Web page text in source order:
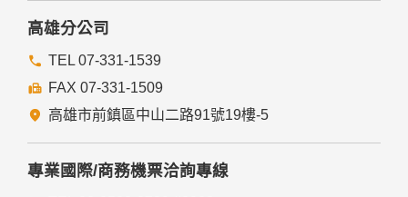
七、隱私權保護政策之修正
款將刊登於網站上。
高雄分公司
TEL 07-331-1539
FAX 07-331-1509
高雄市前鎮區中山二路91號19樓-5
專業國際/商務機票洽詢專線